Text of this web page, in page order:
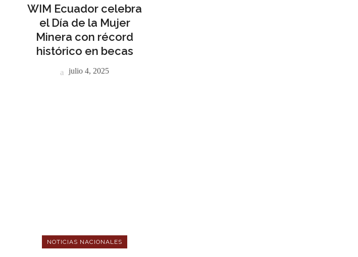
WIM Ecuador celebra
el Día de la Mujer
Minera con récord
histórico en becas
julio 4, 2025
NOTICIAS NACIONALES